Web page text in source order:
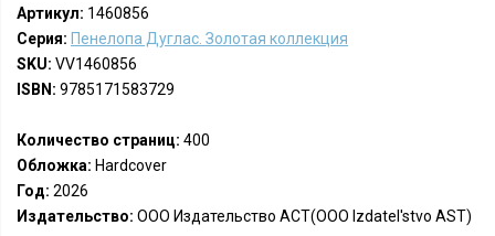
Артикул: 1460856
Серия: Пенелопа Дуглас. Золотая коллекция
SKU: VV1460856
ISBN: 9785171583729
Количество страниц: 400
Обложка: Hardcover
Год: 2026
Издательство: ООО Издательство АСТ(OOO Izdatel'stvo AST)